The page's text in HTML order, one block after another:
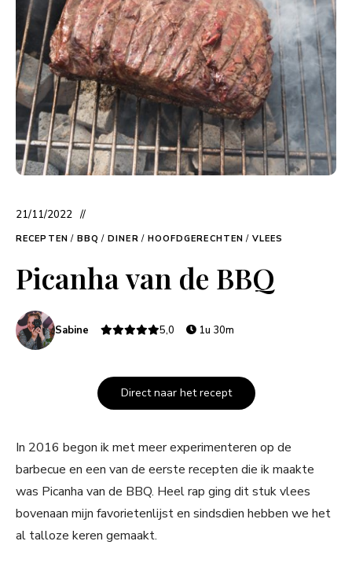
21/11/2022
RECEPTEN / BBQ / DINER / HOOFDGERECHTEN / VLEES
Picanha van de BBQ
Sabine 5,0 1u 30m
Direct naar het recept
In 2016 begon ik met meer experimenteren op de
barbecue en een van de eerste recepten die ik maakte
was Picanha van de BBQ. Heel rap ging dit stuk vlees
bovenaan mijn favorietenlijst en sindsdien hebben we het
al talloze keren gemaakt.